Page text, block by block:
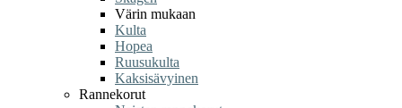
Värin mukaan
Kulta
Hopea
Ruusukulta
Kaksisävyinen
Rannekorut